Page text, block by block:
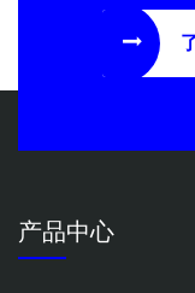
产品中心